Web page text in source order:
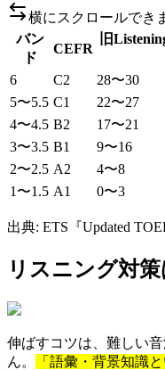
横にスクロールでき
バン
ド
CEFR
旧
6
C2 28〜30
5〜5.5 C1 22〜27
4〜4.5 B2 17〜21
3〜3.5 B1 9〜16
2〜2.5 A2 4〜8
1〜1.5 A1 0〜3
出典: ETS『Updated
リスニング対
伸ばすコツは、難しい
ん。
「語彙・背景知識